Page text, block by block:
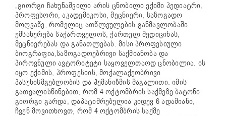
„გიორგი ჩახუნაშვილი არის ცნობილი ექიმი პედიატრი,
პროფესორი, აკადემიკოსი, მეცნიერი, საზოგადო
მოღვაწე, რომელიც ათწლეულების განმავლობაში
ემსახურება საქართველოს, ქართულ მედიცინას,
მეცნიერებას და განათლებას. მისი პროფესიული
ბიოგრაფია,საზოგადოებრივი საქმიანობა და
პიროვნული ავტორიტეტი საყოველთაოდ ცნობილია. ის
იყო ექიმის, პროფესიის, მოქალაქეობრივი
პასუხისმგებლობის და ჰუმანიზმის მაგალითი. იმის
გათვალისწინებით, რომ 4 ოქტომბრის საქმეზე ბატონი
გიორგი გარდა, დაპატიმრებულია კიდევ 6 ადამიანი,
ჩვენ მოვითხოვთ, რომ 4 ოქტომბრის საქმე